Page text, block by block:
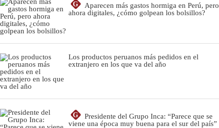
G
Aparecen más gastos hormiga en Perú, pero
ahora digitales, ¿cómo golpean los bolsillos?
Los productos peruanos más pedidos en el
extranjero en los que va del año
G
Presidente del Grupo Inca: “Parece que se
viene una época muy buena para el sur del país”